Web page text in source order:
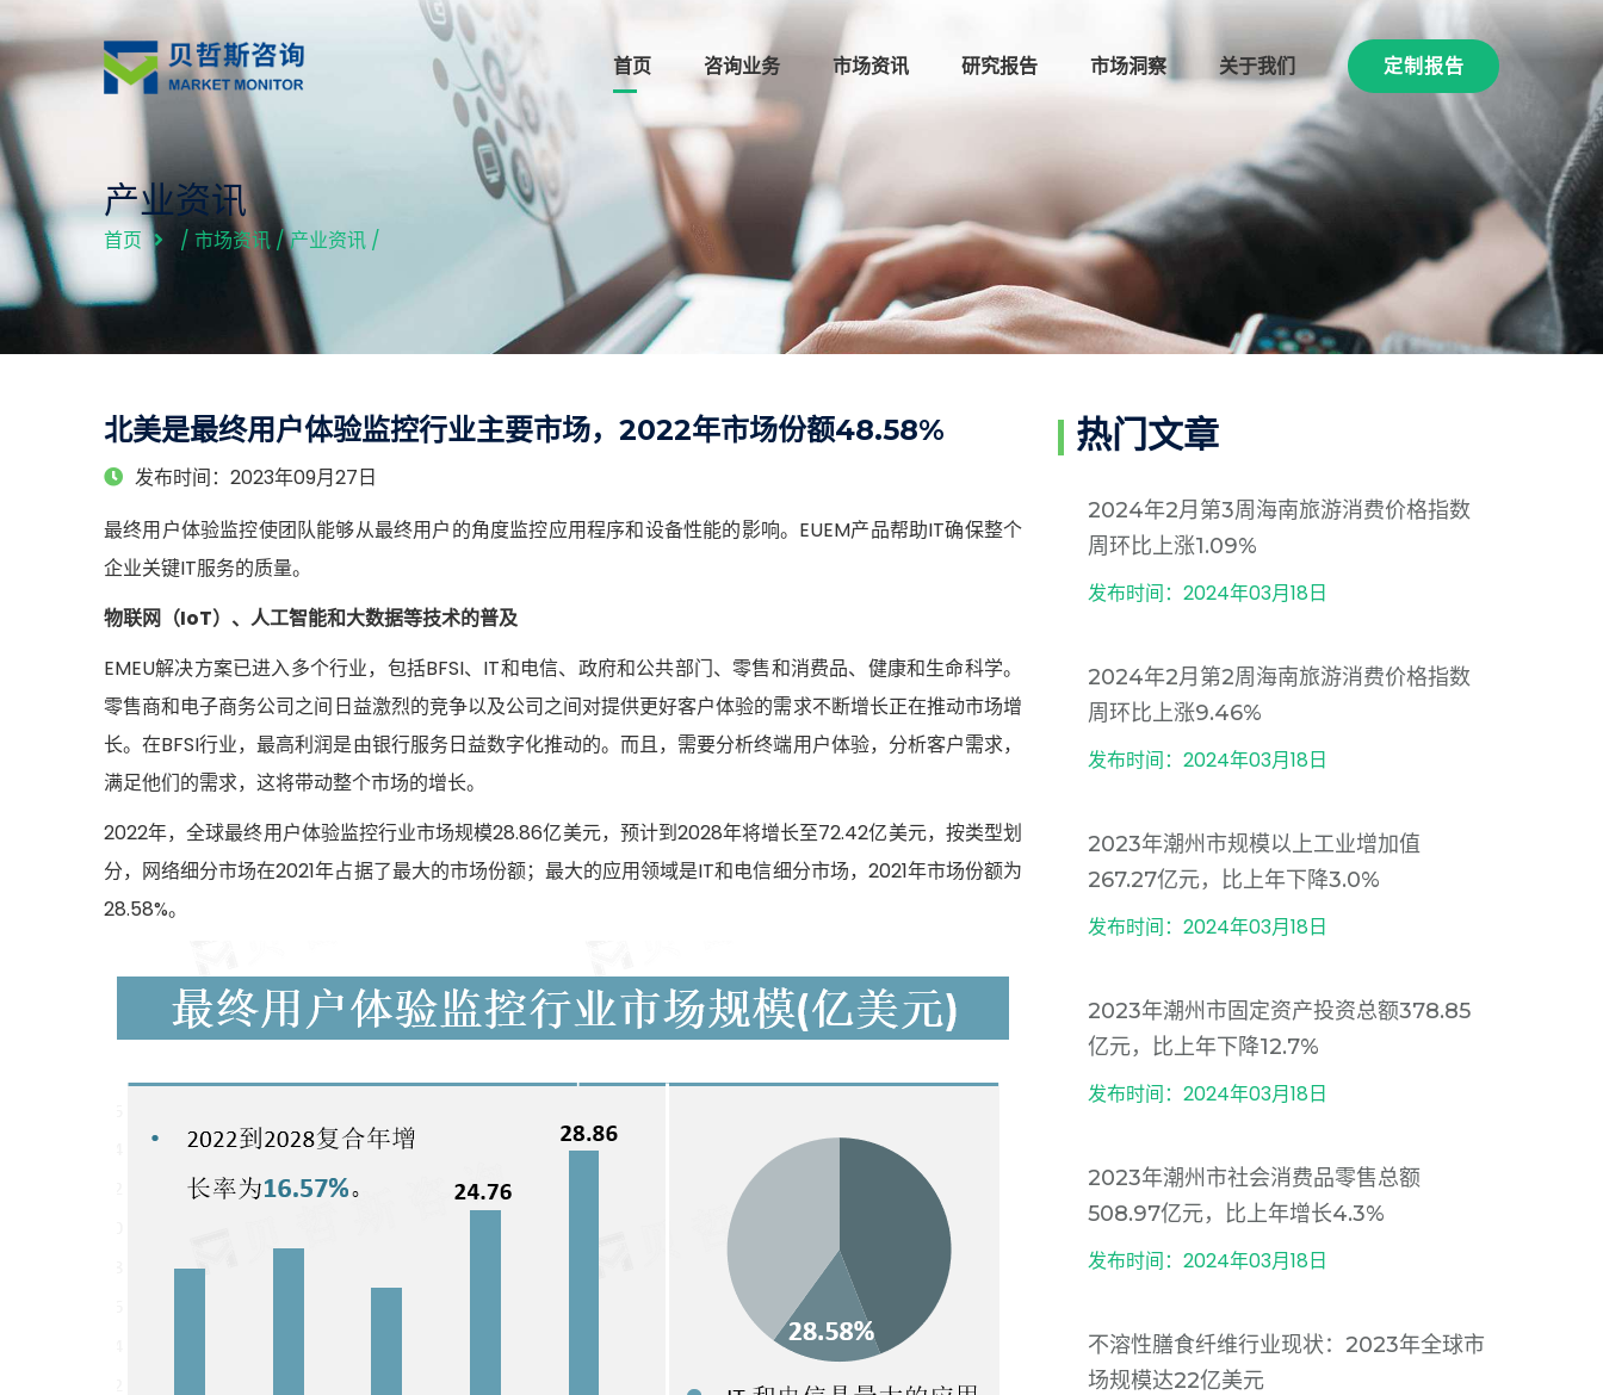
首页 咨询业务 市场资讯 研究报告 市场洞察 关于我们 定制报告
产业资讯
首页 / 市场资讯 /产业资讯 /
北美是最终用户体验监控行业主要市场，2022年市场份额48.58%
发布时间：2023年09月27日
最终用户体验监控使团队能够从最终用户的角度监控应用程序和设备性能的影响。EUEM产品帮助IT确保整个
企业关键IT服务的质量。
物联网（IoT）、人工智能和大数据等技术的普及
EMEU解决方案已进入多个行业，包括BFSI、IT和电信、政府和公共部门、零售和消费品、健康和生命科学。
零售商和电子商务公司之间日益激烈的竞争以及公司之间对提供更好客户体验的需求不断增长正在推动市场增
长。在BFSI行业，最高利润是由银行服务日益数字化推动的。而且，需要分析终端用户体验，分析客户需求，
满足他们的需求，这将带动整个市场的增长。
2022年，全球最终用户体验监控行业市场规模28.86亿美元，预计到2028年将增长至72.42亿美元，按类型划
分，网络细分市场在2021年占据了最大的市场份额；最大的应用领域是IT和电信细分市场，2021年市场份额为
28.58%。
热门文章
2024年2月第3周海南旅游消费价格指数
周环比上涨1.09%
发布时间：2024年03月18日
2024年2月第2周海南旅游消费价格指数
周环比上涨9.46%
发布时间：2024年03月18日
2023年潮州市规模以上工业增加值
267.27亿元，比上年下降3.0%
发布时间：2024年03月18日
2023年潮州市固定资产投资总额378.85
亿元，比上年下降12.7%
发布时间：2024年03月18日
2023年潮州市社会消费品零售总额
508.97亿元，比上年增长4.3%
发布时间：2024年03月18日
不溶性膳食纤维行业现状：2023年全球市
场规模达22亿美元